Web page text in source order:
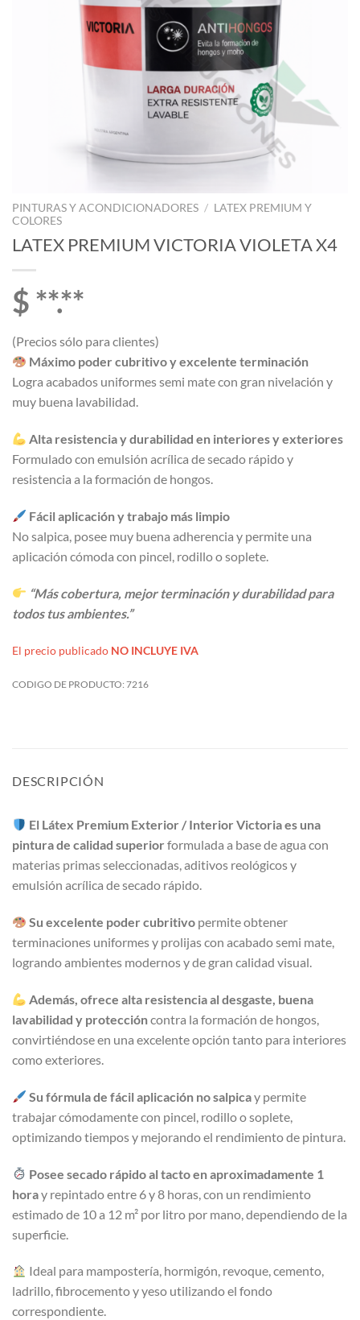
PINTURAS Y ACONDICIONADORES / LATEX PREMIUM Y
COLORES
LATEX PREMIUM VICTORIA VIOLETA X4
$ **.**
(Precios sólo para clientes)
Máximo poder cubritivo y excelente terminación
Logra acabados uniformes semi mate con gran nivelación y
muy buena lavabilidad.
Alta resistencia y durabilidad en interiores y exteriores
Formulado con emulsión acrílica de secado rápido y
resistencia a la formación de hongos.
Fácil aplicación y trabajo más limpio
No salpica, posee muy buena adherencia y permite una
aplicación cómoda con pincel, rodillo o soplete.
“Más cobertura, mejor terminación y durabilidad para
todos tus ambientes.”
El precio publicado NO INCLUYE IVA
CODIGO DE PRODUCTO: 7216
DESCRIPCIÓN
El Látex Premium Exterior / Interior Victoria es una
pintura de calidad superior formulada a base de agua con
materias primas seleccionadas, aditivos reológicos y
emulsión acrílica de secado rápido.
Su excelente poder cubritivo permite obtener
terminaciones uniformes y prolijas con acabado semi mate,
logrando ambientes modernos y de gran calidad visual.
Además, ofrece alta resistencia al desgaste, buena
lavabilidad y proteccióncontra la formación de hongos,
convirtiéndose en una excelente opción tanto para interiores
como exteriores.
Su fórmula de fácil aplicación no salpicay permite
trabajar cómodamente con pincel, rodillo o soplete,
optimizando tiempos y mejorando el rendimiento de pintura.
Posee secado rápido al tacto en aproximadamente 1
horay repintado entre 6 y 8 horas, con un rendimiento
estimado de 10 a 12 m² por litro por mano, dependiendo de la
superficie.
Ideal para mampostería, hormigón, revoque, cemento,
ladrillo, fibrocemento y yeso utilizando el fondo
correspondiente.